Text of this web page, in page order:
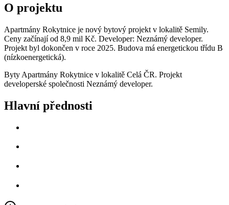
O projektu
Apartmány Rokytnice je nový bytový projekt v lokalitě Semily.
Ceny začínají od 8,9 mil Kč. Developer: Neznámý developer.
Projekt byl dokončen v roce 2025. Budova má energetickou třídu B
(nízkoenergetická).
Byty Apartmány Rokytnice v lokalitě Celá ČR. Projekt
developerské společnosti Neznámý developer.
Hlavní přednosti